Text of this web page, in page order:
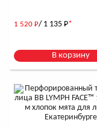
1 520 Р/ 1 135 Р*
В корзину